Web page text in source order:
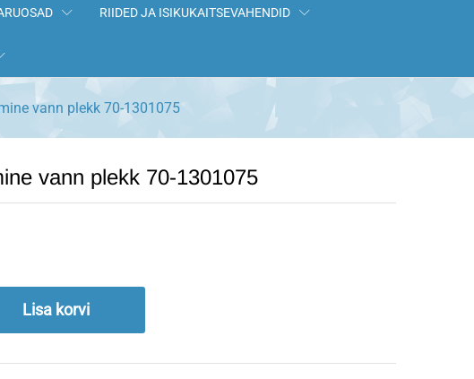
RIIDED JA ISIKUKAITSEVAHENDID
vann plekk 70-1301075
vann plekk 70-1301075
Lisa korvi